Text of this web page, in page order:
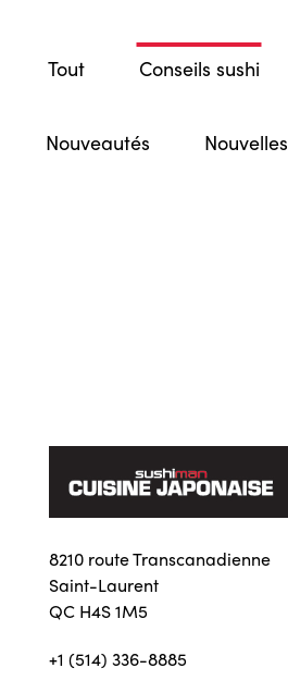
Tout Conseils sushi
Nouveautés Nouvelles
8210 route Transcanadienne
Saint-Laurent
QC H4S 1M5
+1 (514) 336-8885